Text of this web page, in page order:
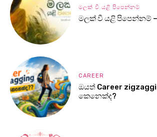
මලක් වී යළි පිපෙන්නම්
මලක් වී යළි පිපෙන්නම්
CAREER
ඔයත් Career
කෙනෙක්ද?